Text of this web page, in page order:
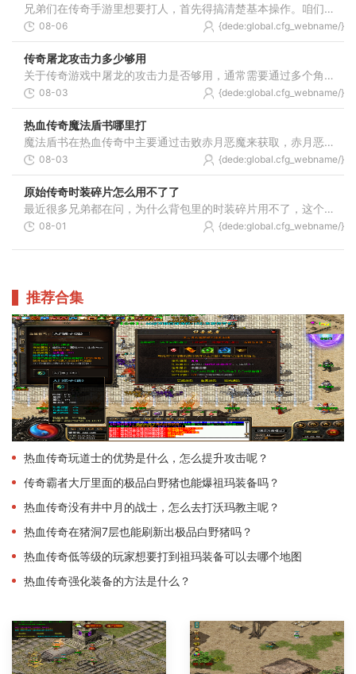
兄弟们在传奇手游里想要打人，首先得搞清楚基本操作。咱们通过虚拟摇杆来控制角色移动，右手边是技能栏，点一下就能放出技能。攻击敌人要记得调整好模式，在角色头像旁边能看
08-06 {dede:global.cfg_webname/}
传奇屠龙攻击力多少够用
关于传奇游戏中屠龙的攻击力是否够用，通常需要通过多个角度进行综合判断，攻击力的不足或过高在不同游戏情境下都可能导致不同的结果，因此玩家在提升角色或武器的攻击数值时
08-03 {dede:global.cfg_webname/}
热血传奇魔法盾书哪里打
魔法盾书在热血传奇中主要通过击败赤月恶魔来获取，赤月恶魔通常出现在赤月峡谷地图的深处，这个地点是法师职业获取魔法盾技能书最可靠和常见的来源，你需要前往赤月峡谷的特
08-03 {dede:global.cfg_webname/}
原始传奇时装碎片怎么用不了了
最近很多兄弟都在问，为什么背包里的时装碎片用不了，这个其实跟游戏里的开放时间有关系。咱们在游戏里获得的时装碎片不是想用就能随时用的，必须等到开服达到特定天数后，系
08-01 {dede:global.cfg_webname/}
推荐合集
热血传奇玩道士的优势是什么，怎么提升攻击呢？
传奇霸者大厅里面的极品白野猪也能爆祖玛装备吗？
热血传奇没有井中月的战士，怎么去打沃玛教主呢？
热血传奇在猪洞7层也能刷新出极品白野猪吗？
热血传奇低等级的玩家想要打到祖玛装备可以去哪个地图
热血传奇强化装备的方法是什么？